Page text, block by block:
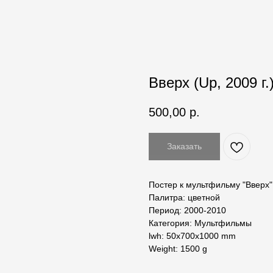
Вверх (Up, 2009
500,00 р.
Заказать
Постер к мультфильму
Палитра: цветной
Период: 2000-2010
Категория: Мультфильмы
lwh: 50x700x1000 mm
Weight: 1500 g